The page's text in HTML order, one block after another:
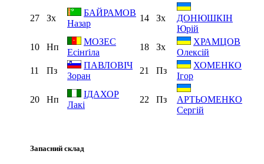
27 Зх
БАЙРАМОВ
Назар
14 Зх
ДОНЮШКІН
Юрій
10
Нп
МОЗЕС
Есінґіла
18 Зх
ХРАМЦОВ
Олексій
11
Пз
ПАВЛОВІЧ
Зоран
21 Пз
ХОМЕНКО
Ігор
20 Нп
ІДАХОР
Лакі
22 Пз
АРТЬОМЕНКО
Сергій
Запасний склад